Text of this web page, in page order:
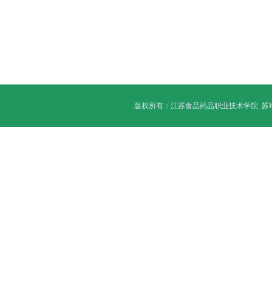
版权所有：江苏食品药品职业技术学院 苏